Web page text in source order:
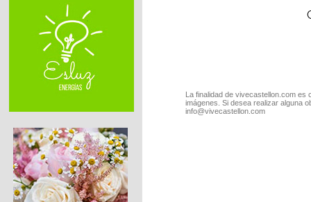
La finalidad de vivecastellon.com
imágenes. Si desea realizar alguna
info@vivecastellon.com